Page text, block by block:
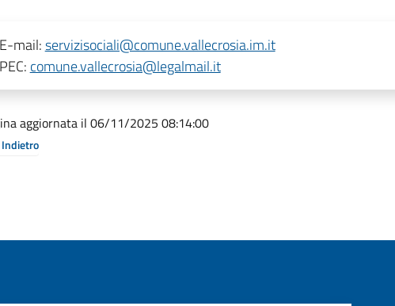
E-mail:servizisociali@comune.vallecrosia.im.it
PEC: comune.vallecrosia@legalmail.it
aggiornata il 06/11/2025 08:14:00
Indietro